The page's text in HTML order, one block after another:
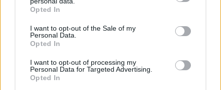
grant or deny consent to Google and its third-party tags to
use your data for below specified purposes in below Google
consent section.
Opted In
I want to opt-out of the Sale of my
Personal Data.
Opted In
I want to opt-out of processing my
Personal Data for Targeted Advertising.
Opted In
εκπαίδευσης.
Η Θεσσαλονίκη έχει ισχυρά πλεονεκτήματα για
να πρωταγωνιστήσει σε αυτή την πορεία. Είναι
μια ζωντανή, ασφαλής και ανοιχτή
πανεπιστημιακή πόλη, με ιστορική θέση ως
σταυροδρόμι πολιτισμών και με φυσική